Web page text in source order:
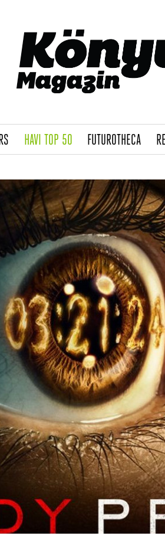
(CURRENT)
HAVI TOP 50(CURRENT)
FUTUROTHECA